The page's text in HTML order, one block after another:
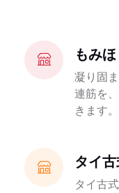
もみ
凝り固
連筋を
きます。
タイ
タイ古